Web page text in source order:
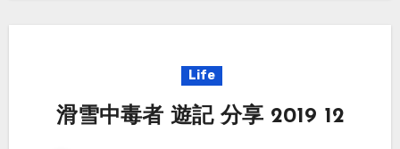
Life
滑雪中毒者 遊記 分享 2019 12